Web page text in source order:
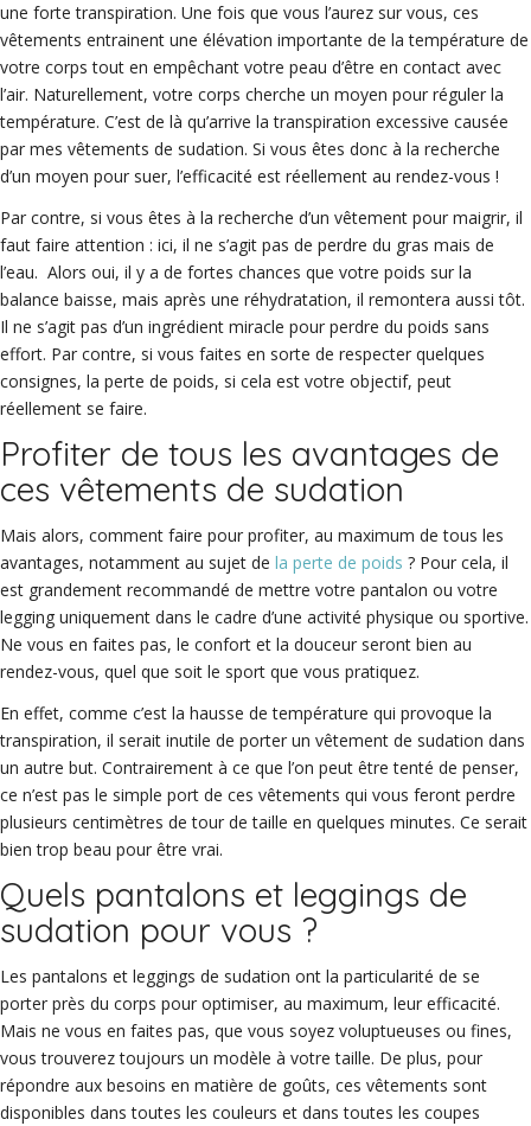
une forte transpiration. Une fois que vous l’aurez sur vous, ces
vêtements entrainent une élévation importante de la température de
votre corps tout en empêchant votre peau d’être en contact avec
l’air. Naturellement, votre corps cherche un moyen pour réguler la
température. C’est de là qu’arrive la transpiration excessive causée
par mes vêtements de sudation. Si vous êtes donc à la recherche
d’un moyen pour suer, l’efficacité est réellement au rendez-vous !
Par contre, si vous êtes à la recherche d’un vêtement pour maigrir, il
faut faire attention : ici, il ne s’agit pas de perdre du gras mais de
l’eau. Alors oui, il y a de fortes chances que votre poids sur la
balance baisse, mais après une réhydratation, il remontera aussi tôt.
Il ne s’agit pas d’un ingrédient miracle pour perdre du poids sans
effort. Par contre, si vous faites en sorte de respecter quelques
consignes, la perte de poids, si cela est votre objectif, peut
réellement se faire.
Profiter de tous les avantages de
ces vêtements de sudation
Mais alors, comment faire pour profiter, au maximum de tous les
avantages, notamment au sujet de la perte de poids ? Pour cela, il
est grandement recommandé de mettre votre pantalon ou votre
legging uniquement dans le cadre d’une activité physique ou sportive.
Ne vous en faites pas, le confort et la douceur seront bien au
rendez-vous, quel que soit le sport que vous pratiquez.
En effet, comme c’est la hausse de température qui provoque la
transpiration, il serait inutile de porter un vêtement de sudation dans
un autre but. Contrairement à ce que l’on peut être tenté de penser,
ce n’est pas le simple port de ces vêtements qui vous feront perdre
plusieurs centimètres de tour de taille en quelques minutes. Ce serait
bien trop beau pour être vrai.
Quels pantalons et leggings de
sudation pour vous ?
Les pantalons et leggings de sudation ont la particularité de se
porter près du corps pour optimiser, au maximum, leur efficacité.
Mais ne vous en faites pas, que vous soyez voluptueuses ou fines,
vous trouverez toujours un modèle à votre taille. De plus, pour
répondre aux besoins en matière de goûts, ces vêtements sont
disponibles dans toutes les couleurs et dans toutes les coupes